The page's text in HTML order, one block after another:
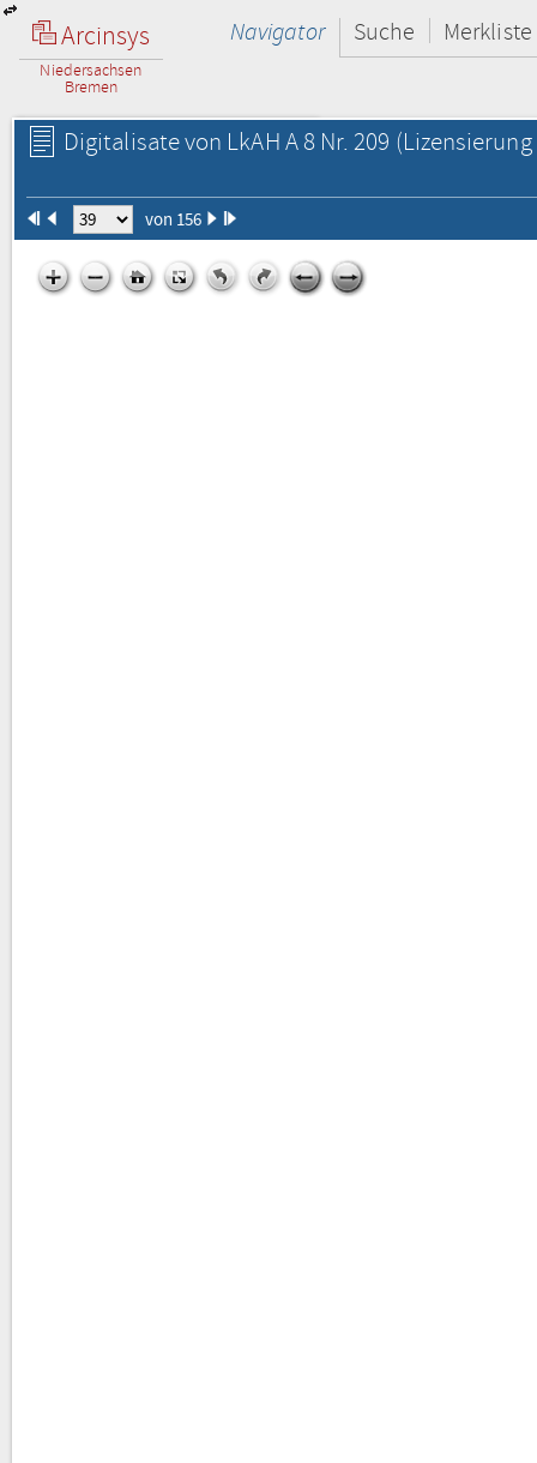
Arcinsys
Niedersachsen
Bremen
Navigator Suche Merkliste
Digitalisate von LkAH A 8 Nr. 209
von 156